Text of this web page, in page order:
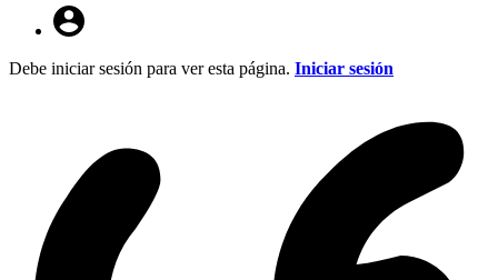
Debe iniciar sesión para ver esta página. Iniciar sesión